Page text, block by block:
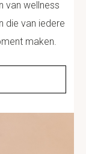
van wellness
die van iedere
maken.